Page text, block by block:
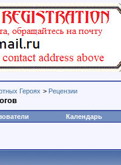
Героях > Рецензии
Календарь